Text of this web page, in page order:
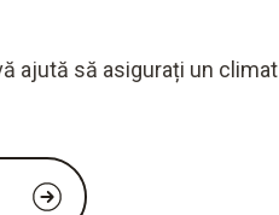
ajută să asigurați un climat